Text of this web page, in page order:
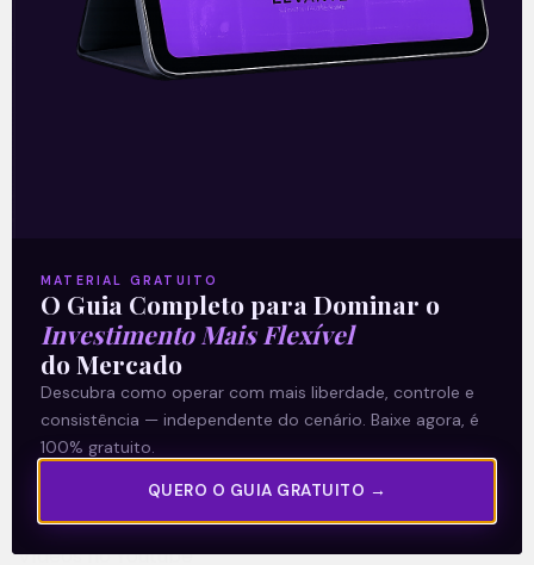
07/10/2020
Sobre nós
Termos e Condições
Política de Privacidade
Explore
E Eu Com Isso?
Vídeos no Youtube
MATERIAL GRATUITO
O Guia Completo para Dominar o
Investimento Mais Flexível
do Mercado
Descubra como operar com mais liberdade, controle e
consistência — independente do cenário. Baixe agora, é
100% gratuito.
QUERO O GUIA GRATUITO →